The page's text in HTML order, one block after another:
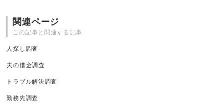
関連ページ
この記事と関連する記事
人探し調査
夫の借金調査
トラブル解決調査
勤務先調査